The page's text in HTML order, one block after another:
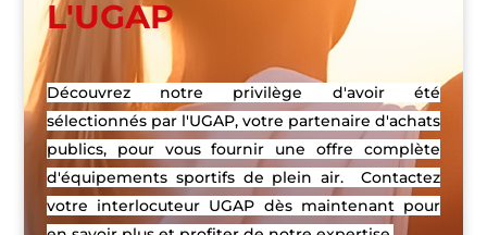
L'UGAP
Découvrez notre privilège d'avoir été
sélectionnés par l'UGAP, votre partenaire d'achats
publics, pour vous fournir une offre complète
d'équipements sportifs de plein air. Contactez
votre interlocuteur UGAP dès maintenant pour